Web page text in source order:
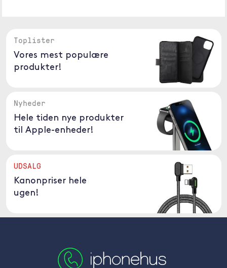
Toplister
Vores mest populære
produkter!
Nyheder
Hele tiden nye produkter
til Apple-enheder!
UDSALG
Kanonpriser hele
ugen!